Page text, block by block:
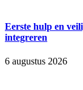
Eerste hulp en
integreren
6 augustus 2026